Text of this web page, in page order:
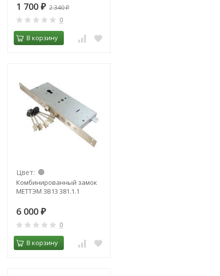
1 700 ₽ 2 340₽
0
В корзину
Цвет:
Комбинированный замок
МЕТТЭМ ЗВ13 381.1.1
6 000 ₽
0
В корзину